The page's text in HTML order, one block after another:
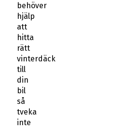
behöver
hjälp
att
hitta
rätt
vinterdäck
till
din
bil
så
tveka
inte